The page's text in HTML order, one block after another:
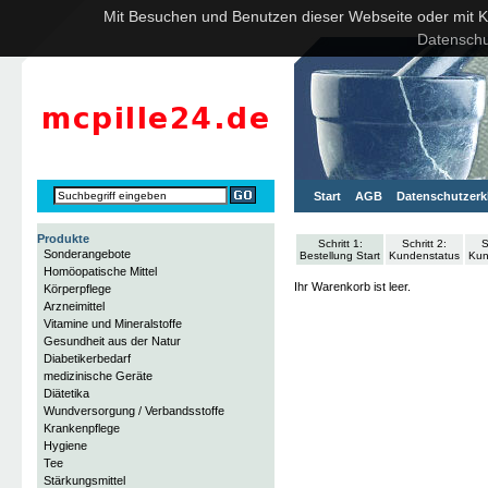
Start AGB
Produkte
Sonderangebote
Homöopatische Mittel
Körperpflege
Arzneimittel
Vitamine und Mineralstoffe
Gesundheit aus der Natur
Diabetikerbedarf
medizinische Geräte
Diätetika
Wundversorgung / Verbandsstoffe
Krankenpflege
Hygiene
Tee
Stärkungsmittel
Schritt 1:
Bestellung Start
Schritt 2:
Kundenstatus
Ihr Warenkorb ist leer.
Mit Besuchen und Benutzen dieser Webseite oder mit